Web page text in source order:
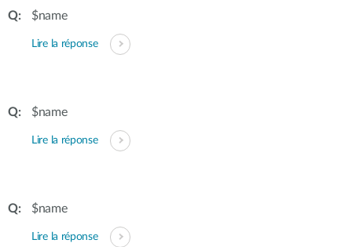
$name
Lire la réponse
$name
Lire la réponse
$name
Lire la réponse